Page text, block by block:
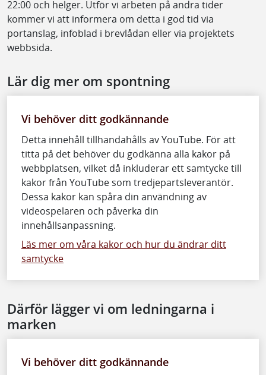
22:00 och helger. Utför vi arbeten på andra tider
kommer vi att informera om detta i god tid via
portanslag, infoblad i brevlådan eller via projektets
webbsida.
Lär dig mer om spontning
Vi behöver ditt godkännande
Detta innehåll tillhandahålls av YouTube. För att
titta på det behöver du godkänna alla kakor på
webbplatsen, vilket då inkluderar ett samtycke till
kakor från YouTube som tredjepartsleverantör.
Dessa kakor kan spåra din användning av
videospelaren och påverka din
innehållsanpassning.
Läs mer om våra kakor och hur du ändrar ditt
samtycke
Därför lägger vi om ledningarna i
marken
Vi behöver ditt godkännande